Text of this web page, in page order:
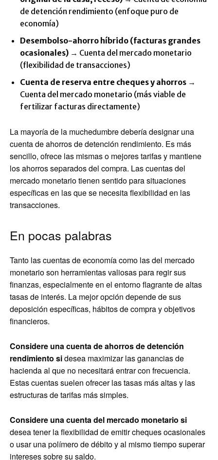
de detención rendimiento (enfoque puro de
economía)
Desembolso-ahorro híbrido (facturas grandes
ocasionales) → Cuenta del mercado monetario
(flexibilidad de transacciones)
Cuenta de reserva entre cheques y ahorros →
Cuenta del mercado monetario (más viable de
fertilizar facturas directamente)
La mayoría de la muchedumbre debería designar una
cuenta de ahorros de detención rendimiento. Es más
sencillo, ofrece las mismas o mejores tarifas y mantiene
los ahorros separados del compra. Las cuentas del
mercado monetario tienen sentido para situaciones
específicas en las que se necesita flexibilidad en las
transacciones.
En pocas palabras
Tanto las cuentas de economía como las del mercado
monetario son herramientas valiosas para regir sus
finanzas, especialmente en el entorno flagrante de altas
tasas de interés. La mejor opción depende de sus
deposición específicas, hábitos de compra y objetivos
financieros.
Considere una cuenta de ahorros de detención
rendimiento sidesea maximizar las ganancias de
hacienda al que no necesitará entrar con frecuencia.
Estas cuentas suelen ofrecer las tasas más altas y las
estructuras de tarifas más simples.
Considere una cuenta del mercado monetario si
desea tener la flexibilidad de emitir cheques ocasionales
o usar una polímero de débito y al mismo tiempo superar
intereses sobre su saldo.